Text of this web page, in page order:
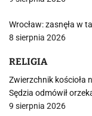
Wrocław: zasnęła w
8 sierpnia 2026
RELIGIA
Zwierzchnik kościoła
Sędzia odmówił
9 sierpnia 2026